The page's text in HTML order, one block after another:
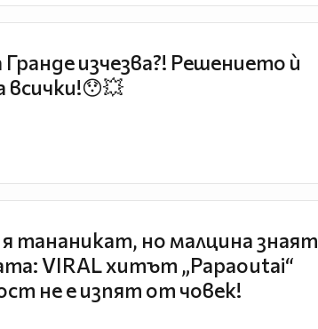
изчезва?! Решението ѝ
всички!😯💥
я тананикат, но малцина знаят
VIRAL хитът „Papaoutai“
не е изпят от човек!